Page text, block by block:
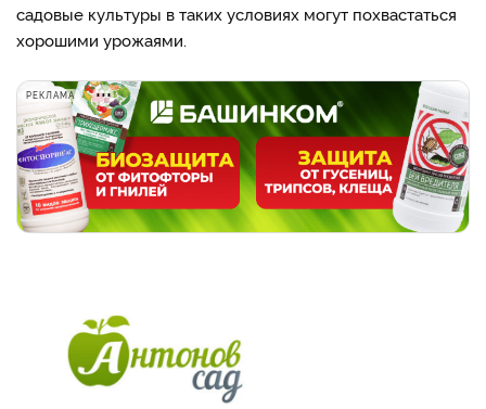
садовые культуры в таких условиях могут похвастаться
хорошими урожаями.
РЕКЛАМА